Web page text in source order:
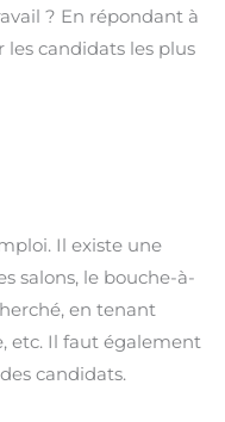
? En répondant à
candidats les plus
Il existe une
salons, le bouche-à-
en tenant
etc. Il faut également
candidats.